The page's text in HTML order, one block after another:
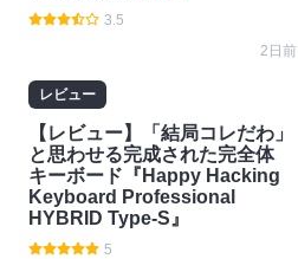
3.5
2日前
レビュー
【レビュー】「結局コレだわ」
と思わせる完成された完全体
キーボード『Happy Hacking
Keyboard Professional
HYBRID Type-S』
5